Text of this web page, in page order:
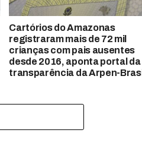
Cartórios do Amazonas
registraram mais de 72 mil
crianças com pais ausentes
desde 2016, aponta portal da
transparência da Arpen-